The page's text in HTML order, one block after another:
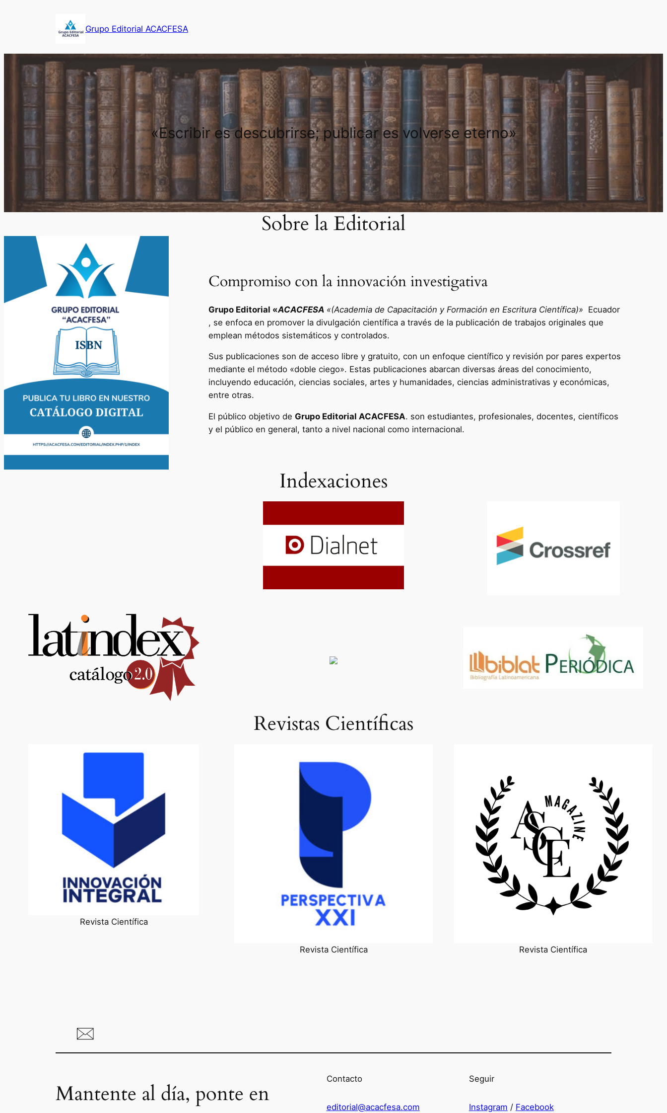
Grupo Editorial ACACFESA
«Escribir es descubrirse; publicar es volverse eterno»
Sobre la Editorial
Compromiso con la innovación investigativa
Grupo Editorial «ACACFESA «(Academia de Capacitación y Formación en Escritura Científica)» Ecuador
, se enfoca en promover la divulgación científica a través de la publicación de trabajos originales que
emplean métodos sistemáticos y controlados.
Sus publicaciones son de acceso libre y gratuito, con un enfoque científico y revisión por pares expertos
mediante el método «doble ciego». Estas publicaciones abarcan diversas áreas del conocimiento,
incluyendo educación, ciencias sociales, artes y humanidades, ciencias administrativas y económicas,
entre otras.
El público objetivo de Grupo Editorial ACACFESA. son estudiantes, profesionales, docentes, científicos
y el público en general, tanto a nivel nacional como internacional.
Indexaciones
Revistas Científicas
Revista Científica
Revista Científica Revista Científica
Mantente al día, ponte en
Contacto
editorial@acacfesa.com
Seguir
Instagram / Facebook